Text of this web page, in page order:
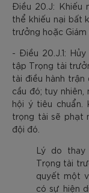
Điều 20.J: Khiếu
thể khiếu nại bất
trưởng hoặc Giám
- Điều 20.J.1:
tập Trọng tài
tài điều hành trận
cầu đó; tuy
hội ý tiêu chuẩn.
trọng tài sẽ phạt
đội đó.
Lý do
Trọng tài
quyết một
có sự hiện